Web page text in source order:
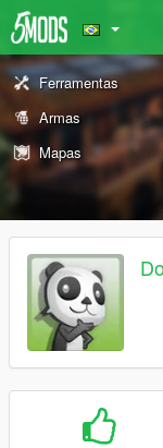
Ferramentas
Armas
Mapas